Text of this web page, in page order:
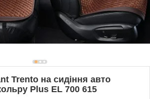
Trento на сидіння авто
Plus EL 700 615